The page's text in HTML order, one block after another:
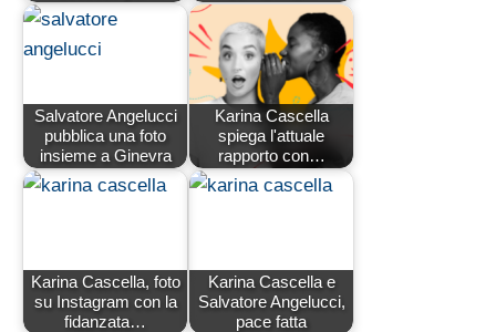
Salvatore Angelucci
pubblica una foto
insieme a Ginevra
Karina Cascella
spiega l'attuale
rapporto con…
Karina Cascella, foto
su Instagram con la
fidanzata…
Karina Cascella e
Salvatore Angelucci,
pace fatta